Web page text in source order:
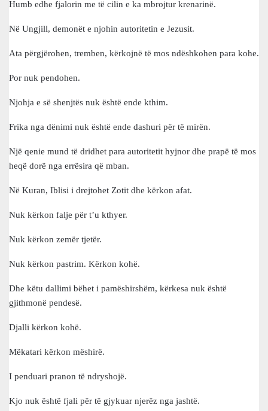
Humb edhe fjalorin me të cilin e ka mbrojtur krenarinë.
Në Ungjill, demonët e njohin autoritetin e Jezusit.
Ata përgjërohen, tremben, kërkojnë të mos ndëshkohen para kohe.
Por nuk pendohen.
Njohja e së shenjtës nuk është ende kthim.
Frika nga dënimi nuk është ende dashuri për të mirën.
Një qenie mund të dridhet para autoritetit hyjnor dhe prapë të mos
heqë dorë nga errësira që mban.
Në Kuran, Iblisi i drejtohet Zotit dhe kërkon afat.
Nuk kërkon falje për t’u kthyer.
Nuk kërkon zemër tjetër.
Nuk kërkon pastrim. Kërkon kohë.
Dhe këtu dallimi bëhet i pamëshirshëm, kërkesa nuk është
gjithmonë pendesë.
Djalli kërkon kohë.
Mëkatari kërkon mëshirë.
I penduari pranon të ndryshojë.
Kjo nuk është fjali për të gjykuar njerëz nga jashtë.